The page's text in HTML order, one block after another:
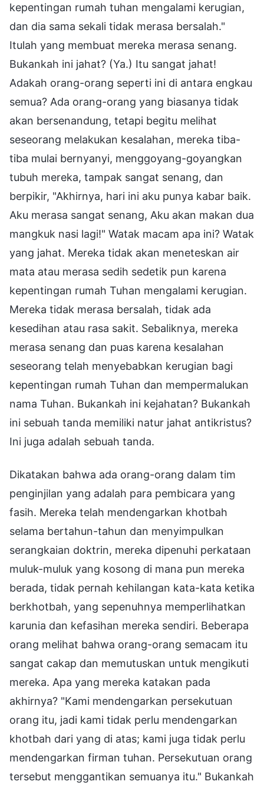
kepentingan rumah tuhan mengalami kerugian,
dan dia sama sekali tidak merasa bersalah."
Itulah yang membuat mereka merasa senang.
Bukankah ini jahat? (Ya.) Itu sangat jahat!
Adakah orang-orang seperti ini di antara engkau
semua? Ada orang-orang yang biasanya tidak
akan bersenandung, tetapi begitu melihat
seseorang melakukan kesalahan, mereka tiba-
tiba mulai bernyanyi, menggoyang-goyangkan
tubuh mereka, tampak sangat senang, dan
berpikir, "Akhirnya, hari ini aku punya kabar baik.
Aku merasa sangat senang, Aku akan makan dua
mangkuk nasi lagi!" Watak macam apa ini? Watak
yang jahat. Mereka tidak akan meneteskan air
mata atau merasa sedih sedetik pun karena
kepentingan rumah Tuhan mengalami kerugian.
Mereka tidak merasa bersalah, tidak ada
kesedihan atau rasa sakit. Sebaliknya, mereka
merasa senang dan puas karena kesalahan
seseorang telah menyebabkan kerugian bagi
kepentingan rumah Tuhan dan mempermalukan
nama Tuhan. Bukankah ini kejahatan? Bukankah
ini sebuah tanda memiliki natur jahat antikristus?
Ini juga adalah sebuah tanda.
Dikatakan bahwa ada orang-orang dalam tim
penginjilan yang adalah para pembicara yang
fasih. Mereka telah mendengarkan khotbah
selama bertahun-tahun dan menyimpulkan
serangkaian doktrin, mereka dipenuhi perkataan
muluk-muluk yang kosong di mana pun mereka
berada, tidak pernah kehilangan kata-kata ketika
berkhotbah, yang sepenuhnya memperlihatkan
karunia dan kefasihan mereka sendiri. Beberapa
orang melihat bahwa orang-orang semacam itu
sangat cakap dan memutuskan untuk mengikuti
mereka. Apa yang mereka katakan pada
akhirnya? "Kami mendengarkan persekutuan
orang itu, jadi kami tidak perlu mendengarkan
khotbah dari yang di atas; kami juga tidak perlu
mendengarkan firman tuhan. Persekutuan orang
tersebut menggantikan semuanya itu." Bukankah